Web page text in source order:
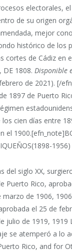
electorales,
de su origen
mejor
histórico de los
cortes de Cádiz en
DE 1808.Disponible
de 2021). [/
1897 de Puerto
cien días entre
del siglo XX,
Puerto Rico,
marzo de 1906,
el 25 de
julio de 1919,
se atemperó a lo
Rico, and for